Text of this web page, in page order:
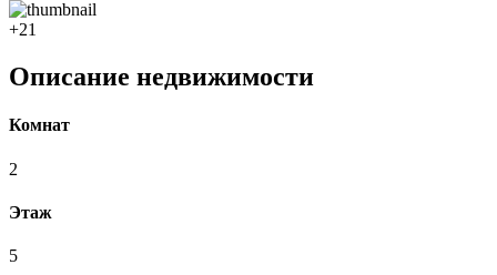
+21
Описание недвижимости
Комнат
2
Этаж
5